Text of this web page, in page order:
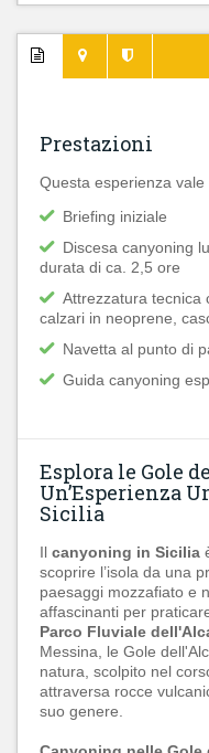
Prestazioni
Questa esperienza vale
Briefing iniziale
Discesa canyoning
durata di ca. 2,5 ore
Attrezzatura tecnica
calzari in neoprene,
Navetta al punto di
Guida canyoning
Esplora le Gole
Un’Esperienza
Sicilia
Il canyoning in Sicilia
scoprire l’isola da una
paesaggi mozzafiato e
affascinanti per
Parco Fluviale
Messina, le Gole
natura, scolpito nel
attraversa rocce
suo genere.